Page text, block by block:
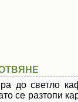
до светло
се разтопи